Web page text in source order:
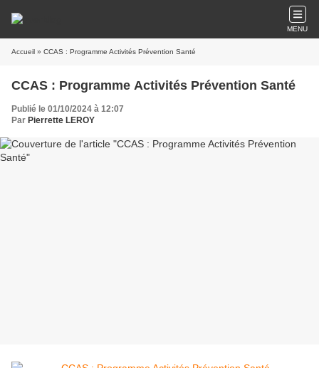
MENU
Accueil » CCAS : Programme Activités Prévention Santé
CCAS : Programme Activités Prévention Santé
Publié le 01/10/2024 à 12:07
Par Pierrette LEROY